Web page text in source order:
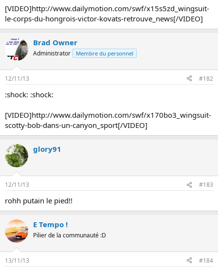
[VIDEO]http://www.dailymotion.com/swf/x15s5zd_wingsuit-
le-corps-du-hongrois-victor-kovats-retrouve_news[/VIDEO]
Brad Owner
Administrator Membre du personnel
12/11/13 #182
:shock: :shock:
[VIDEO]http://www.dailymotion.com/swf/x170bo3_wingsuit-
scotty-bob-dans-un-canyon_sport[/VIDEO]
glory91
12/11/13 #183
rohh putain le pied!!
E Tempo !
Pilier de la communauté :D
13/11/13 #184